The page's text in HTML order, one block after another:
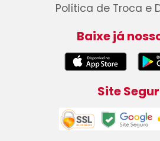
Política de Troca e
Baixe já
Site